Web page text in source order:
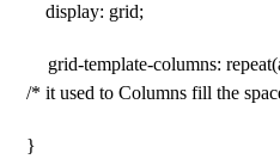
display: grid;
grid-template-columns:
/* it used to Columns fill the
}